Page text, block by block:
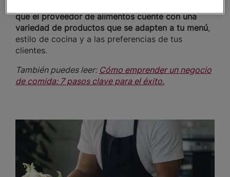
que el proveedor de alimentos cuente con una
variedad de productos que se adapten a tu menú,
estilo de cocina y a las preferencias de tus
clientes.
También puedes leer: Cómo emprender un negocio
de comida: 7 pasos clave para el éxito.